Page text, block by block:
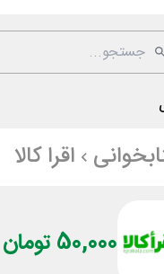
اقرا کالا
50,000 تومان